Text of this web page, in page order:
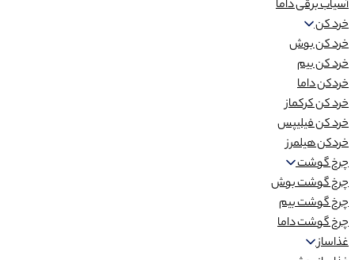
آسیاب برقی داما
خرد کن
خرد کن بوش
خرد کن بیم
خردکن داما
خرد کن کرکماز
خرد کن فیلیپس
خردکن هیلمرز
چرخ گوشت
چرخ گوشت بوش
چرخ گوشت بیم
چرخ گوشت داما
غذاساز